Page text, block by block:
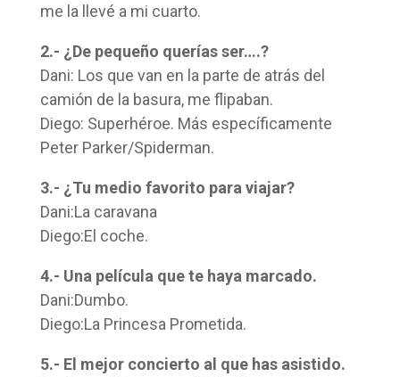
me la llevé a mi cuarto.
2.- ¿De pequeño querías ser….?
Dani: Los que van en la parte de atrás del
camión de la basura, me flipaban.
Diego: Superhéroe. Más específicamente
Peter Parker/Spiderman.
3.- ¿Tu medio favorito para viajar?
Dani:La caravana
Diego:El coche.
4.- Una película que te haya marcado.
Dani:Dumbo.
Diego:La Princesa Prometida.
5.- El mejor concierto al que has asistido.